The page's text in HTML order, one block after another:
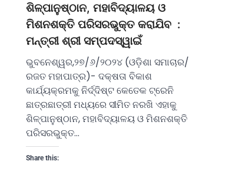
ଶିଳ୍ପାନୁଷ୍ଠାନ, ମହାବିଦ୍ୟାଳୟ ଓ
ମିଶନଶକ୍ତି ପରିସରଭୁକ୍ତ କରାଯିବ :
ମନ୍ତ୍ରୀ ଶ୍ରୀ ସମ୍ପଦସ୍ୱାଇଁ
ଭୁବନେଶ୍ୱର,୨୭/୬/୨୦୨୪ (ଓଡ଼ିଶା ସମାଚାର/
ରଜତ ମହାପାତ୍ର)- ଦକ୍ଷତା ବିକାଶ
କାର୍ଯ୍ୟକ୍ରମକୁ ନିର୍ଦ୍ଦିଷ୍ଟ କେତେକ ଟ୍ରେନି
ଛାତ୍ରଛାତ୍ରୀ ମଧ୍ୟରେ ସୀମିତ ନରଖି ଏହାକୁ
ଶିଳ୍ପାନୁଷ୍ଠାନ, ମହାବିଦ୍ୟାଳୟ ଓ ମିଶନଶକ୍ତି
ପରିସରଭୁକ୍ତ…
Share this: